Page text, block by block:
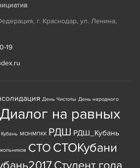
, г. Краснодар, ул. Ленина,
19
День Чистоты День народного
Диалог на равных
Кубань МОНМПКК РДШ РДШ_Кубань
СТО СТОКубани